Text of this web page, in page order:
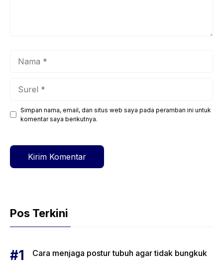
Situs
web
Simpan nama, email, dan situs web saya pada peramban ini untuk
komentar saya berikutnya.
Pos Terkini
Cara menjaga postur tubuh agar tidak bungkuk